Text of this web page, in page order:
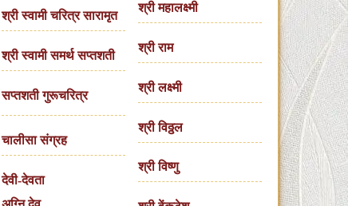
श्री स्वामी चरित्र सारामृत
श्री स्वामी समर्थ सप्तशती
सप्तशती गुरूचरित्र
चालीसा संग्रह
देवी-देवता
श्री महालक्ष्मी
श्री राम
श्री लक्ष्मी
श्री विठ्ठल
श्री विष्णु